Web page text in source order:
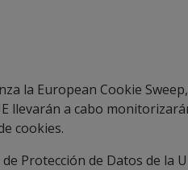
la European Cookie
llevarán a cabo
cookies.
Protección de Datos de la